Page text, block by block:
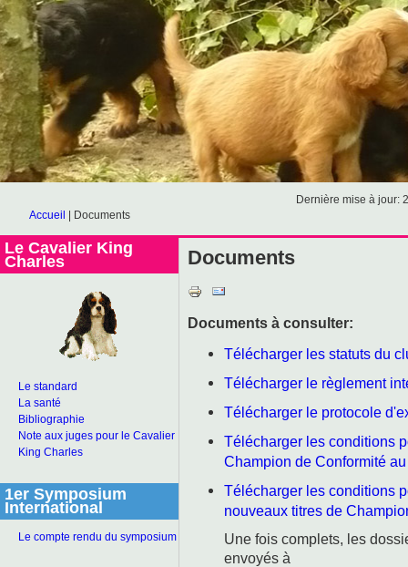
Accueil Documents
Dernière mise à jour:
Le Cavalier King
Charles
Le standard
La santé
Bibliographie
Note aux juges pour le Cavalier
King Charles
1er Symposium
International
Le compte rendu du symposium
Documents
Documents à consulter:
Télécharger les statuts du
Télécharger le règlement
Télécharger le protocole
Télécharger les conditions
Champion de Conformité
Télécharger les conditions
nouveaux titres de
Une fois complets, les
envoyés à